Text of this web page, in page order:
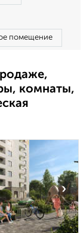
помещение
комнаты,
›